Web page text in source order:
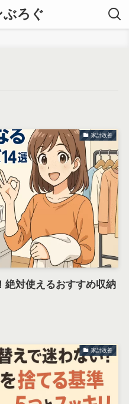
ろぐ
家計改善
絶対使えるおすすめ収納
家計改善